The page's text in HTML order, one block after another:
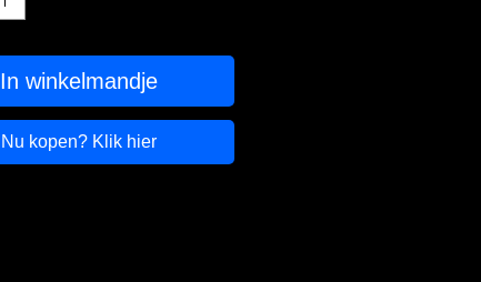
In winkelmandje
Nu kopen? Klik hier